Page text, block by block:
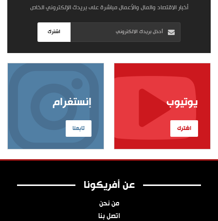
أخبار الاقتصاد والمال والأعمال مباشرة على بريدك الإلكتروني الخاص
اشترك
إنستغرام
تابعنا
يوتيوب
اشترك
عن أفريكونا
من نحن
اتصل بنا